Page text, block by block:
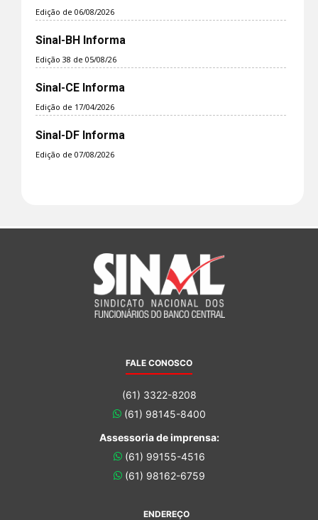
Edição de 06/08/2026
Sinal-BH Informa
Edição 38 de 05/08/26
Sinal-CE Informa
Edição de 17/04/2026
Sinal-DF Informa
Edição de 07/08/2026
FALE CONOSCO
(61) 3322-8208
(61) 98145-8400
Assessoria de imprensa:
(61) 99155-4516
(61) 98162-6759
ENDEREÇO